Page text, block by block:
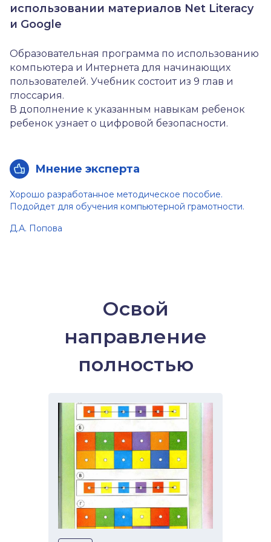
использовании материалов Net Literacy
и Google
Образовательная программа по использованию
компьютера и Интернета для начинающих
пользователей. Учебник состоит из 9 глав и
глоссария.
В дополнение к указанным навыкам ребенок
ребенок узнает о цифровой безопасности.
Мнение эксперта
Хорошо разработанное методическое пособие.
Подойдет для обучения компьютерной грамотности.
Д.А. Попова
Освой
направление
полностью